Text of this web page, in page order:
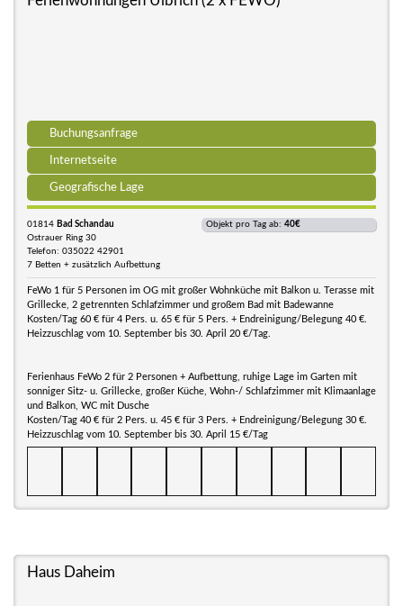
Buchungsanfrage
Internetseite
Geografische Lage
01814 Bad Schandau
Ostrauer Ring 30
Telefon: 035022 42901
7 Betten + zusätzlich Aufbettung
Objekt pro Tag ab: 40€
FeWo 1 für 5 Personen im OG mit großer Wohnküche mit Balkon u. Terasse mit
Grillecke, 2 getrennten Schlafzimmer und großem Bad mit Badewanne
Kosten/Tag 60 € für 4 Pers. u. 65 € für 5 Pers. + Endreinigung/Belegung 40 €.
Heizzuschlag vom 10. September bis 30. April 20 €/Tag.
Ferienhaus FeWo 2 für 2 Personen + Aufbettung, ruhige Lage im Garten mit
sonniger Sitz- u. Grillecke, großer Küche, Wohn-/ Schlafzimmer mit Klimaanlage
und Balkon, WC mit Dusche
Kosten/Tag 40 € für 2 Pers. u. 45 € für 3 Pers. + Endreinigung/Belegung 30 €.
Heizzuschlag vom 10. September bis 30. April 15 €/Tag
Haus Daheim